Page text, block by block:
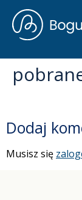
Dodaj
Musisz się